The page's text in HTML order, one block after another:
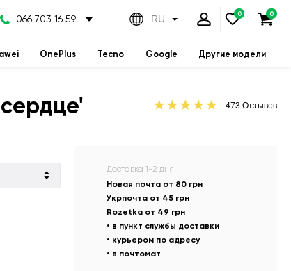
066 703 16 59 RU
OnePlus Tecno Google Другие модели
473 Отзывов
Доставка 1-2 дня:
Новая почта от 80 грн
Укрпочта от 45 грн
Rozetka от 49 грн
• в пункт службы доставки
• курьером по адресу
• в почтомат